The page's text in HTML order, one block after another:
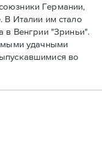
Германии,
В Италии им стало
в Венгрии "Зриньи".
удачными
во